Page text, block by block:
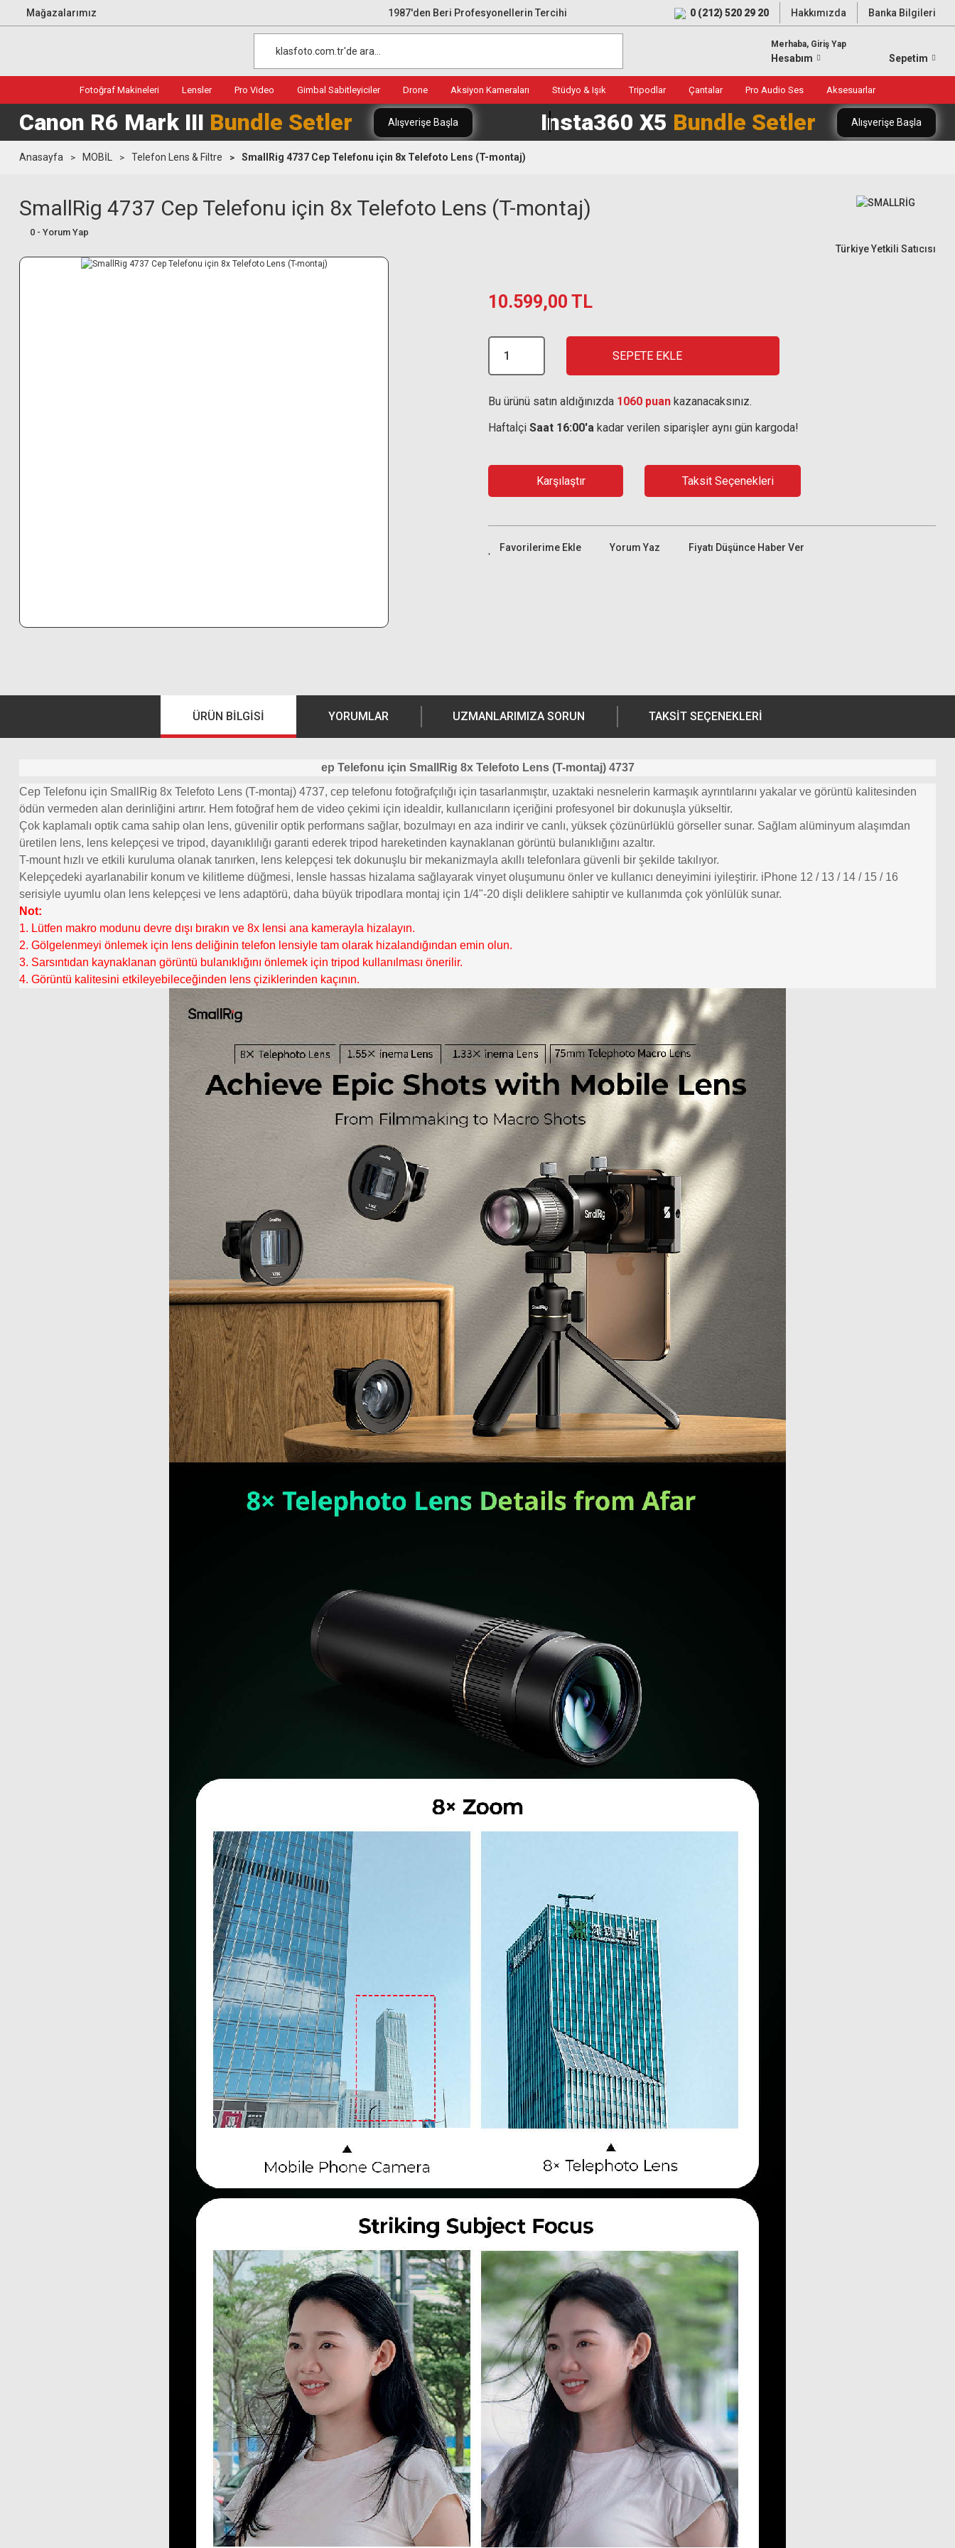
Mağazalarımız 1987'den Beri Profesyonellerin Tercihi 0 (212) 520 29 20 Hakkımızda Banka Bilgileri
Merhaba, Giriş Yap
Hesabım Sepetim
Fotoğraf Makineleri Lensler Pro Video Gimbal Sabitleyiciler Drone Aksiyon Kameraları Stüdyo & Işık Tripodlar Çantalar Pro Audio Ses Aksesuarlar
Canon R6 Mark III Bundle Setler Alışverişe Başla Insta360 X5 Bundle Setler Alışverişe Başla
Anasayfa MOBİL Telefon Lens & Filtre SmallRig 4737 Cep Telefonu için 8x Telefoto Lens (T-montaj)
SmallRig 4737 Cep Telefonu için 8x Telefoto Lens (T-montaj)
0 - Yorum Yap
Türkiye Yetkili Satıcısı
10.599,00 TL
SEPETE EKLE
Bu ürünü satın aldığınızda 1060 puan kazanacaksınız.
Haftaİçi Saat 16:00'a kadar verilen siparişler aynı gün kargoda!
Karşılaştır Taksit Seçenekleri
Yorum Yaz Fiyatı Düşünce Haber Ver
ÜRÜN BILGISI YORUMLAR UZMANLARIMIZA SORUN TAKSIT SEÇENEKLERI
ep Telefonu için SmallRig 8x Telefoto Lens (T-montaj) 4737
Cep Telefonu için SmallRig 8x Telefoto Lens (T-montaj) 4737, cep telefonu fotoğrafçılığı için tasarlanmıştır, uzaktaki nesnelerin karmaşık ayrıntılarını yakalar ve görüntü kalitesinden
ödün vermeden alan derinliğini artırır. Hem fotoğraf hem de video çekimi için idealdir, kullanıcıların içeriğini profesyonel bir dokunuşla yükseltir.
Çok kaplamalı optik cama sahip olan lens, güvenilir optik performans sağlar, bozulmayı en aza indirir ve canlı, yüksek çözünürlüklü görseller sunar. Sağlam alüminyum alaşımdan
üretilen lens, lens kelepçesi ve tripod, dayanıklılığı garanti ederek tripod hareketinden kaynaklanan görüntü bulanıklığını azaltır.
T-mount hızlı ve etkili kuruluma olanak tanırken, lens kelepçesi tek dokunuşlu bir mekanizmayla akıllı telefonlara güvenli bir şekilde takılıyor.
Kelepçedeki ayarlanabilir konum ve kilitleme düğmesi, lensle hassas hizalama sağlayarak vinyet oluşumunu önler ve kullanıcı deneyimini iyileştirir. iPhone 12 / 13 / 14 / 15 / 16
serisiyle uyumlu olan lens kelepçesi ve lens adaptörü, daha büyük tripodlara montaj için 1/4"-20 dişli deliklere sahiptir ve kullanımda çok yönlülük sunar.
Not:
1. Lütfen makro modunu devre dışı bırakın ve 8x lensi ana kamerayla hizalayın.
2. Gölgelenmeyi önlemek için lens deliğinin telefon lensiyle tam olarak hizalandığından emin olun.
3. Sarsıntıdan kaynaklanan görüntü bulanıklığını önlemek için tripod kullanılması önerilir.
4. Görüntü kalitesini etkileyebileceğinden lens çiziklerinden kaçının.